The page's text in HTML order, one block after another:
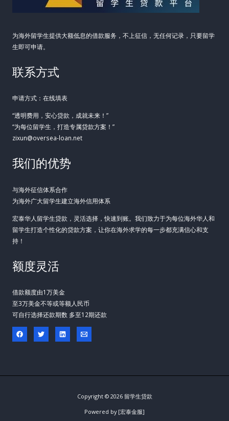
为海外留学生提供大额低息的借款服务，不上征信，无任何记录，只要留学
生即可申请。
联系方式
申请方式：在线填表
“透明费用，安心贷款，成就未来！”
“为每位留学生，打造专属贷款方案！”
zixun@oversea-loan.net
我们的优势
与海外征信体系合作
为海外广大留学生建立海外信用体系
宏泰华人留学生贷款，灵活选择，快速到账。我们致力于为每位海外华人和
留学生打造个性化的贷款方案，让你在海外求学的每一步都充满信心和支
持！
额度灵活
借款额度由1万美金
至3万美金不等或等额人民币
可自行选择还款期数 多至12期还款
Copyright © 2026 留学生贷款
Powered by [宏泰金服]